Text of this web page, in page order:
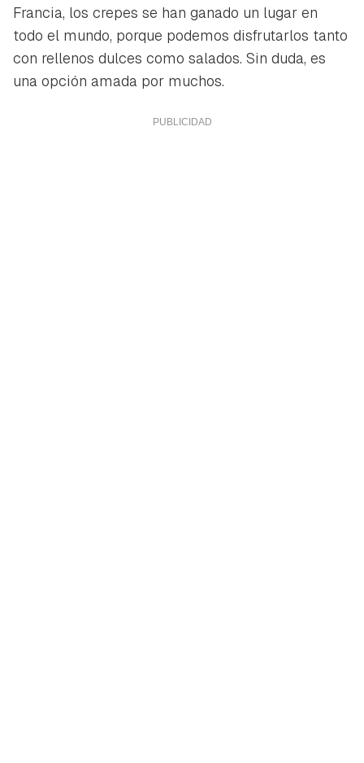
Francia, los crepes se han ganado un lugar en
todo el mundo, porque podemos disfrutarlos tanto
con rellenos dulces como salados. Sin duda, es
una opción amada por muchos.